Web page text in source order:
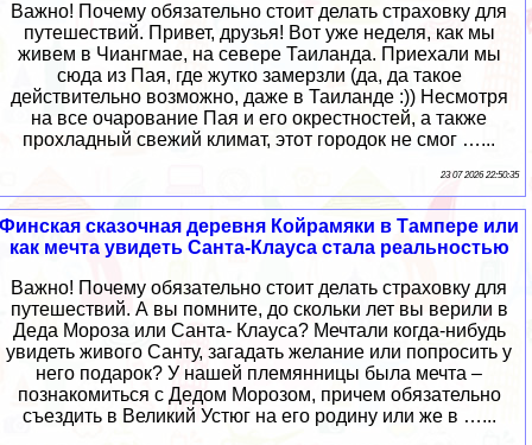
Важно! Почему обязательно стоит делать страховку для
путешествий. Привет, друзья! Вот уже неделя, как мы
живем в Чиангмае, на севере Таиланда. Приехали мы
сюда из Пая, где жутко замерзли (да, да такое
действительно возможно, даже в Таиланде :)) Несмотря
на все очарование Пая и его окрестностей, а также
прохладный свежий климат, этот городок не смог …...
23 07 2026 22:50:35
Финская сказочная деревня Койрамяки в Тампере или
как мечта увидеть Санта-Клауса стала реальностью
Важно! Почему обязательно стоит делать страховку для
путешествий. А вы помните, до скольки лет вы верили в
Деда Мороза или Санта- Клауса? Мечтали когда-нибудь
увидеть живого Санту, загадать желание или попросить у
него подарок? У нашей племянницы была мечта –
познакомиться с Дедом Морозом, причем обязательно
съездить в Великий Устюг на его родину или же в …...